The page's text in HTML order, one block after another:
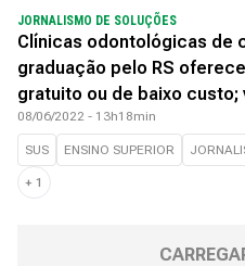
JORNALISMO DE SOLUÇÕES
Clínicas odontológicas de
graduação pelo RS
gratuito ou de baixo custo;
08/06/2022 - 13h18min
SUS ENSINO SUPERIOR
+ 1